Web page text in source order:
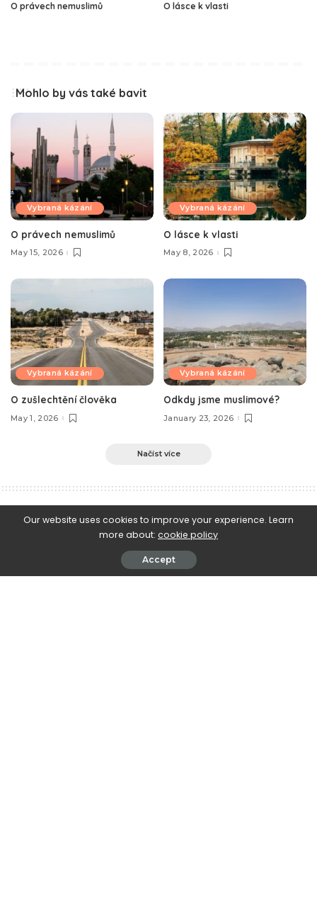
O právech nemuslimů O lásce k vlasti
Mohlo by vás také bavit
Vybraná kázání
O právech nemuslimů
May 15, 2026
Vybraná kázání
O lásce k vlasti
May 8, 2026
Vybraná kázání
O zušlechtění člověka
May 1, 2026
Vybraná kázání
Odkdy jsme muslimové?
January 23, 2026
Načíst více
Islám a pseudo-islám
Islámská právní metodologie
Vaše dotazy
Neshoda učenců okolo inovace, díl 3.
Our website uses cookies to improve your experience. Learn
more about: cookie policy
Accept